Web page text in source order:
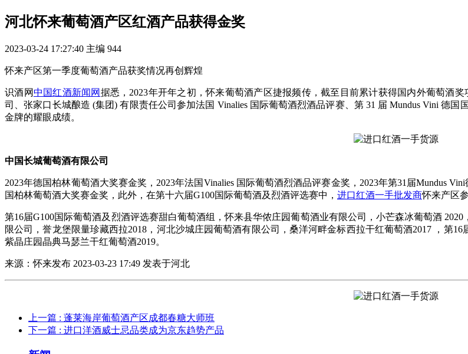
河北怀来葡萄酒产区红酒产品获得金奖
2023-03-24 17:27:40 主编 944
怀来产区第一季度葡萄酒产品获奖情况再创辉煌
识酒网中国红酒新闻网 据悉，2023年开年之初，怀来葡萄酒产区捷报频传，截至目前累计获得国内外葡萄酒
司、张家口长城酿造 (集团) 有限责任公司参加法国 Vinalies 国际葡萄酒烈酒品评赛、第 31 届 Mundus Vini 德
金牌的耀眼成绩。
中国长城葡萄酒有限公司
2023年德国柏林葡萄酒大奖赛金奖，2023年法国Vinalies 国际葡萄酒烈酒品评赛金奖，2023年第31届Mundus
国柏林葡萄酒大奖赛金奖，此外，在第十六届G100国际葡萄酒及烈酒评选赛中， 进口红酒一手批发商怀来产区
第16届G100国际葡萄酒及烈酒评选赛甜白葡萄酒组，怀来县华侬庄园葡萄酒业有限公司，小芒森冰葡萄酒
限公司，誉龙堡限量珍藏西拉2018，河北沙城庄园葡萄酒有限公司，桑洋河畔金标西拉干红葡萄酒2017 ，第
紫晶庄园晶典马瑟兰干红葡萄酒2019。
来源：怀来发布 2023-03-23 17:49 发表于河北
上一篇 : 蓬莱海岸葡萄酒产区成都春糖大师班
下一篇 : 进口洋酒威士忌品类成为京东趋势产品